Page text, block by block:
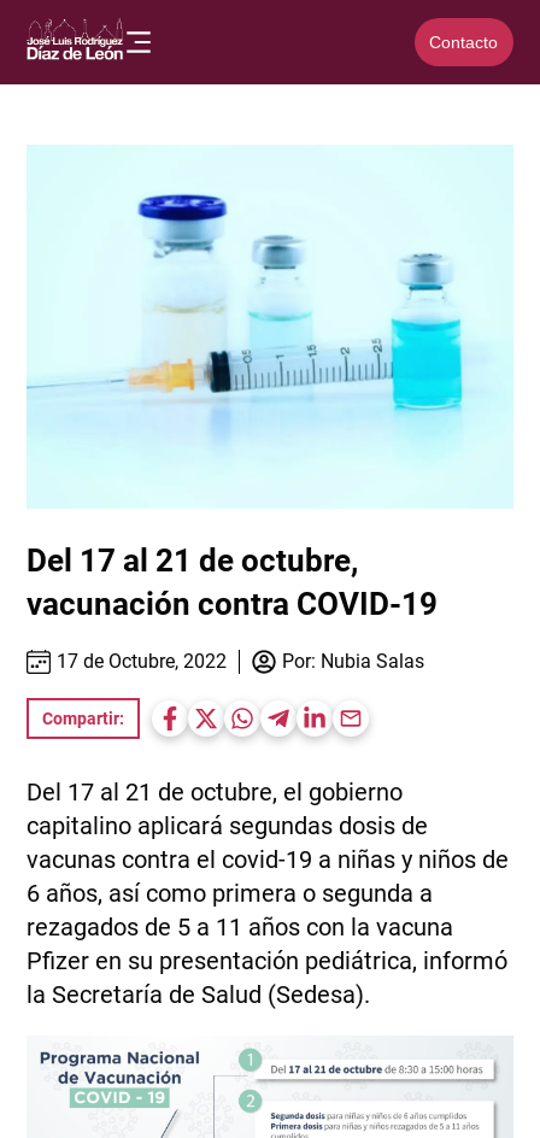
Contacto
Del 17 al 21 de octubre,
vacunación contra COVID-19
17 de Octubre, 2022 Por: Nubia Salas
Compartir:
Del 17 al 21 de octubre, el gobierno
capitalino aplicará segundas dosis de
vacunas contra el covid-19 a niñas y niños de
6 años, así como primera o segunda a
rezagados de 5 a 11 años con la vacuna
Pfizer en su presentación pediátrica, informó
la Secretaría de Salud (Sedesa).